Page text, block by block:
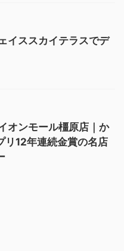
イススカイテラスでデ
オンモール橿原店｜か
リ12年連続金賞の名店